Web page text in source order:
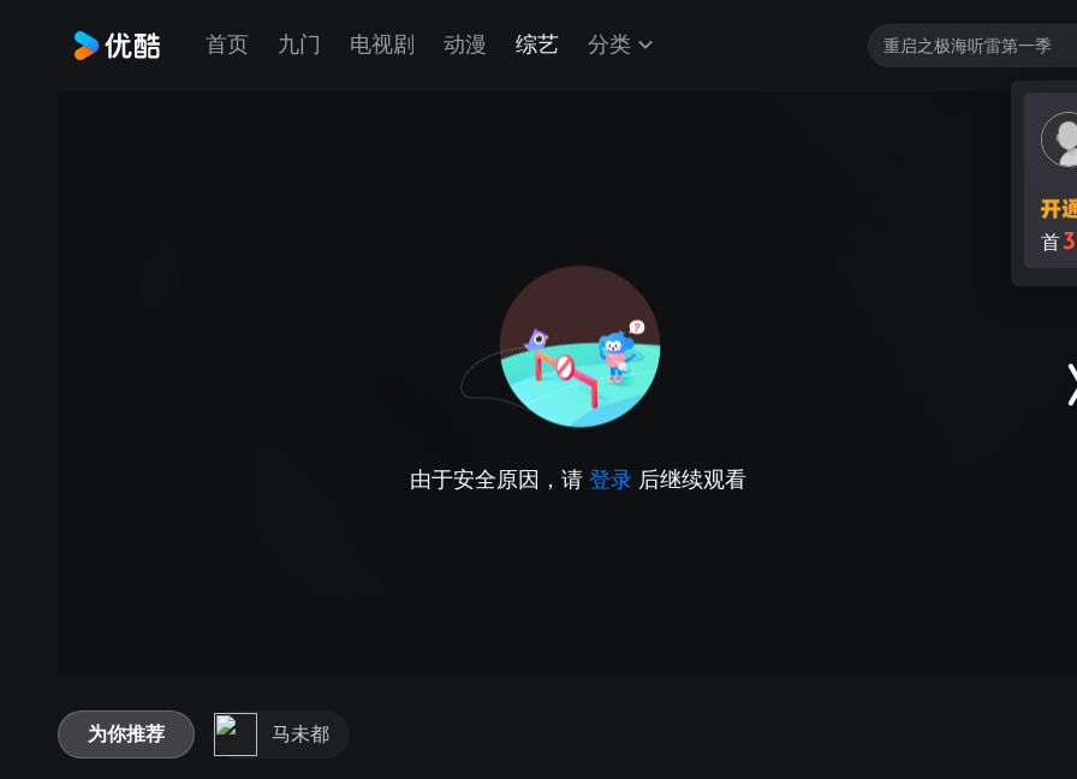
首页 九门 电视剧 动漫 综艺 分类
首3
由于安全原因，请 登录 后继续观看
为你推荐 马未都